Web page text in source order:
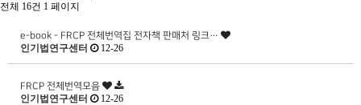
전체 16건 1 페이지
e-book - FRCP 전체번역집 전자책 판매처 링크…
인기법연구센터 12-26
FRCP 전체번역모음
인기법연구센터 12-26